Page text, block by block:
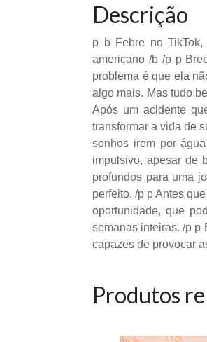
Descrição
p b Febre no
americano /b /p p
problema é que ela
algo mais. Mas tudo
Após um acidente
transformar a vida de
sonhos irem por
impulsivo, apesar de
profundos para uma
perfeito. /p p Antes
oportunidade, que
semanas inteiras. /p p
capazes de provocar
Produtos